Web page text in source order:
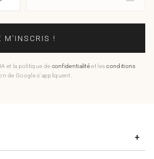
M'INSCRIS !
et la politique de confidentialitéet lesconditions
de Google s'appliquent.